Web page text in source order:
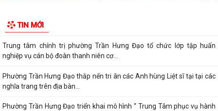
TIN MỚI
Hưng Đạo tiếp xúc đối thoại trực...
Trung tâm chính trị phường Trần Hưng Đạo tổ chức lớp tập huấn
nghiệp vụ cán bộ đoàn thanh niên cơ...
Phường Trần Hưng Đạo thắp nến tri ân các Anh hùng Liệt sĩ tại tại các
nghĩa trang trên địa bàn...
Phường Trần Hưng Đạo triển khai mô hình “ Trung Tâm phục vụ hành